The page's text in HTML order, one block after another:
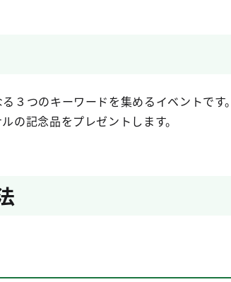
３つのキーワードを集めるイベントです。
の記念品をプレゼントします。